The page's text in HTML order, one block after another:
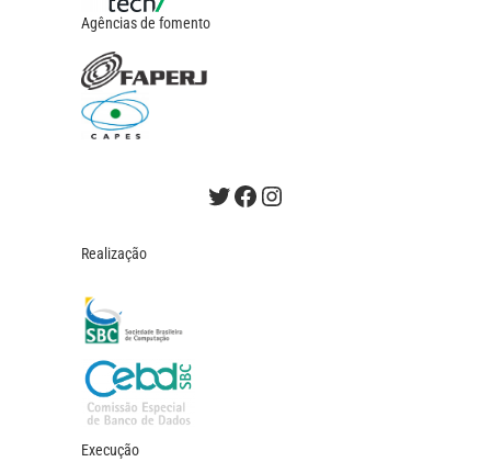
Agências de fomento
Twitter
Facebook
Instagram
Realização
Execução